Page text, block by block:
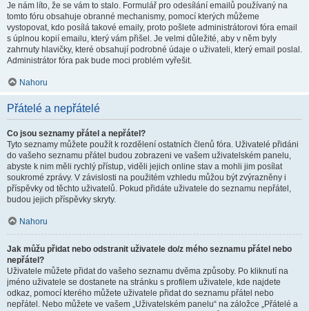
Je nám líto, že se vám to stalo. Formulář pro odesílání emailů používaný na
tomto fóru obsahuje obranné mechanismy, pomocí kterých můžeme
vystopovat, kdo posílá takové emaily, proto pošlete administrátorovi fóra email
s úplnou kopií emailu, který vám přišel. Je velmi důležité, aby v něm byly
zahrnuty hlavičky, které obsahují podrobné údaje o uživateli, který email poslal.
Administrátor fóra pak bude moci problém vyřešit.
Nahoru
Přátelé a nepřátelé
Co jsou seznamy přátel a nepřátel?
Tyto seznamy můžete použít k rozdělení ostatních členů fóra. Uživatelé přidáni
do vašeho seznamu přátel budou zobrazeni ve vašem uživatelském panelu,
abyste k nim měli rychlý přístup, viděli jejich online stav a mohli jim posílat
soukromé zprávy. V závislosti na použitém vzhledu můžou být zvýrazněny i
příspěvky od těchto uživatelů. Pokud přidáte uživatele do seznamu nepřátel,
budou jejich příspěvky skryty.
Nahoru
Jak můžu přidat nebo odstranit uživatele do/z mého seznamu přátel nebo
nepřátel?
Uživatele můžete přidat do vašeho seznamu dvěma způsoby. Po kliknutí na
jméno uživatele se dostanete na stránku s profilem uživatele, kde najdete
odkaz, pomocí kterého můžete uživatele přidat do seznamu přátel nebo
nepřátel. Nebo můžete ve vašem „Uživatelském panelu“ na záložce „Přátelé a